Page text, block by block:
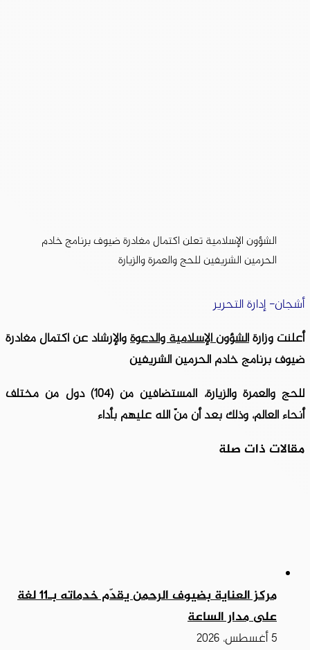
الشؤون الإسلامية تعلن اكتمال مغادرة ضيوف برنامج خادم
الحرمين الشريفين للحج والعمرة والزيارة
أشجان- إدارة التحرير
أعلنت وزارةالشؤون الإسلامية والدعوةوالإرشاد عن اكتمال مغادرة
ضيوف برنامج خادم الحرمين الشريفين
للحج والعمرة والزيارة، المستضافين من (104) دول من مختلف
أنحاء العالم، وذلك بعد أن منّ الله عليهم بأداء
مقالات ذات صلة
مركز العناية بضيوف الرحمن يقدّم خدماته بـ11 لغة
على مدار الساعة
5 أغسطس، 2026